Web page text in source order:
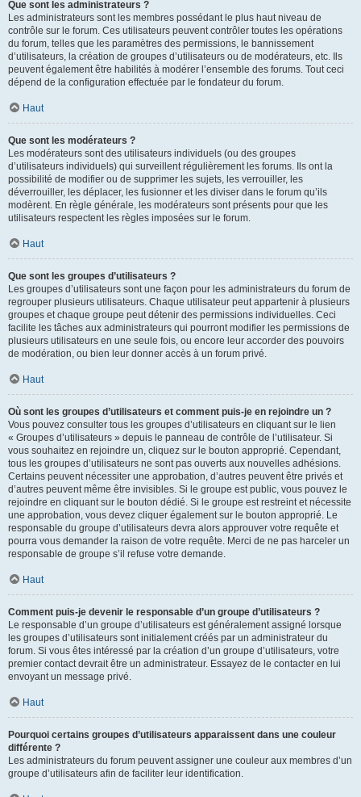
Que sont les administrateurs ?
Les administrateurs sont les membres possédant le plus haut niveau de
contrôle sur le forum. Ces utilisateurs peuvent contrôler toutes les opérations
du forum, telles que les paramètres des permissions, le bannissement
d’utilisateurs, la création de groupes d’utilisateurs ou de modérateurs, etc. Ils
peuvent également être habilités à modérer l’ensemble des forums. Tout ceci
dépend de la configuration effectuée par le fondateur du forum.
Haut
Que sont les modérateurs ?
Les modérateurs sont des utilisateurs individuels (ou des groupes
d’utilisateurs individuels) qui surveillent régulièrement les forums. Ils ont la
possibilité de modifier ou de supprimer les sujets, les verrouiller, les
déverrouiller, les déplacer, les fusionner et les diviser dans le forum qu’ils
modèrent. En règle générale, les modérateurs sont présents pour que les
utilisateurs respectent les règles imposées sur le forum.
Haut
Que sont les groupes d’utilisateurs ?
Les groupes d’utilisateurs sont une façon pour les administrateurs du forum de
regrouper plusieurs utilisateurs. Chaque utilisateur peut appartenir à plusieurs
groupes et chaque groupe peut détenir des permissions individuelles. Ceci
facilite les tâches aux administrateurs qui pourront modifier les permissions de
plusieurs utilisateurs en une seule fois, ou encore leur accorder des pouvoirs
de modération, ou bien leur donner accès à un forum privé.
Haut
Où sont les groupes d’utilisateurs et comment puis-je en rejoindre un ?
Vous pouvez consulter tous les groupes d’utilisateurs en cliquant sur le lien
« Groupes d’utilisateurs » depuis le panneau de contrôle de l’utilisateur. Si
vous souhaitez en rejoindre un, cliquez sur le bouton approprié. Cependant,
tous les groupes d’utilisateurs ne sont pas ouverts aux nouvelles adhésions.
Certains peuvent nécessiter une approbation, d’autres peuvent être privés et
d’autres peuvent même être invisibles. Si le groupe est public, vous pouvez le
rejoindre en cliquant sur le bouton dédié. Si le groupe est restreint et nécessite
une approbation, vous devez cliquer également sur le bouton approprié. Le
responsable du groupe d’utilisateurs devra alors approuver votre requête et
pourra vous demander la raison de votre requête. Merci de ne pas harceler un
responsable de groupe s’il refuse votre demande.
Haut
Comment puis-je devenir le responsable d’un groupe d’utilisateurs ?
Le responsable d’un groupe d’utilisateurs est généralement assigné lorsque
les groupes d’utilisateurs sont initialement créés par un administrateur du
forum. Si vous êtes intéressé par la création d’un groupe d’utilisateurs, votre
premier contact devrait être un administrateur. Essayez de le contacter en lui
envoyant un message privé.
Haut
Pourquoi certains groupes d’utilisateurs apparaissent dans une couleur
différente ?
Les administrateurs du forum peuvent assigner une couleur aux membres d’un
groupe d’utilisateurs afin de faciliter leur identification.